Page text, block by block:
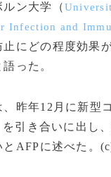
ン大学（
Infection and
止にどの程度効果
った。
昨年12月に新型
を引き合いに出し
とAFPに述べた。